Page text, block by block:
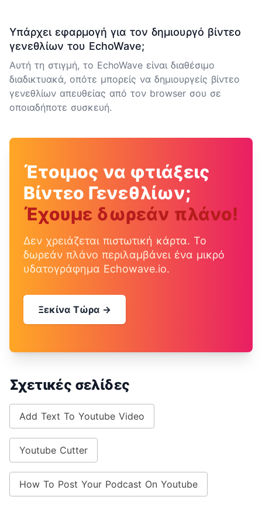
Υπάρχει εφαρμογή για τον δημιουργό βίντεο
γενεθλίων του EchoWave;
Αυτή τη στιγμή, το EchoWave είναι διαθέσιμο
διαδικτυακά, οπότε μπορείς να δημιουργείς βίντεο
γενεθλίων απευθείας από τον browser σου σε
οποιαδήποτε συσκευή.
Έτοιμος να φτιάξεις
Βίντεο Γενεθλίων;
Έχουμε δωρεάν πλάνο!
Δεν χρειάζεται πιστωτική κάρτα. Το
δωρεάν πλάνο περιλαμβάνει ένα μικρό
υδατογράφημα Echowave.io.
Ξεκίνα Τώρα →
Σχετικές σελίδες
Add Text To Youtube Video
Youtube Cutter
How To Post Your Podcast On Youtube